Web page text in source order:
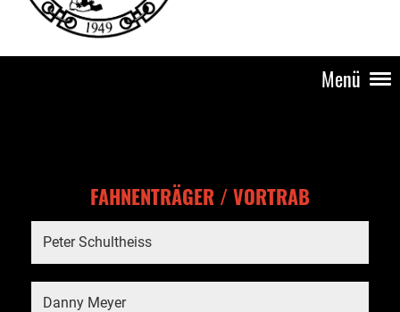
Menü
FAHNENTRÄGER / VORTRAB
Peter Schultheiss
Danny Meyer